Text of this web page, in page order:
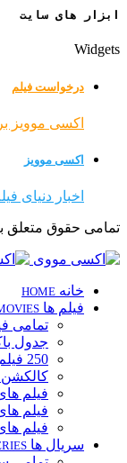
ابزار های سایت
Widgets
درخواست فیلم
اکسی موویز
اکسی موویز
اخبار دنیای
تمامی حقوق متعلق
خانه HOME
فیلم ها
تمامی
جدول
250 فیلم برتر IMDb
کالکشن
فیلم
فیلم
فیلم
سریال ها